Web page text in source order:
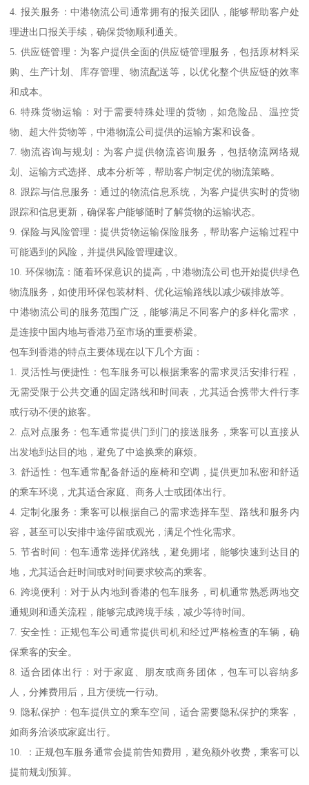
4. 报关服务：中港物流公司通常拥有的报关团队，能够帮助客户处
理进出口报关手续，确保货物顺利通关。
5. 供应链管理：为客户提供全面的供应链管理服务，包括原材料采
购、生产计划、库存管理、物流配送等，以优化整个供应链的效率
和成本。
6. 特殊货物运输：对于需要特殊处理的货物，如危险品、温控货
物、超大件货物等，中港物流公司提供的运输方案和设备。
7. 物流咨询与规划：为客户提供物流咨询服务，包括物流网络规
划、运输方式选择、成本分析等，帮助客户制定优的物流策略。
8. 跟踪与信息服务：通过的物流信息系统，为客户提供实时的货物
跟踪和信息更新，确保客户能够随时了解货物的运输状态。
9. 保险与风险管理：提供货物运输保险服务，帮助客户运输过程中
可能遇到的风险，并提供风险管理建议。
10. 环保物流：随着环保意识的提高，中港物流公司也开始提供绿色
物流服务，如使用环保包装材料、优化运输路线以减少碳排放等。
中港物流公司的服务范围广泛，能够满足不同客户的多样化需求，
是连接中国内地与香港乃至市场的重要桥梁。
包车到香港的特点主要体现在以下几个方面：
1. 灵活性与便捷性：包车服务可以根据乘客的需求灵活安排行程，
无需受限于公共交通的固定路线和时间表，尤其适合携带大件行李
或行动不便的旅客。
2. 点对点服务：包车通常提供门到门的接送服务，乘客可以直接从
出发地到达目的地，避免了中途换乘的麻烦。
3. 舒适性：包车通常配备舒适的座椅和空调，提供更加私密和舒适
的乘车环境，尤其适合家庭、商务人士或团体出行。
4. 定制化服务：乘客可以根据自己的需求选择车型、路线和服务内
容，甚至可以安排中途停留或观光，满足个性化需求。
5. 节省时间：包车通常选择优路线，避免拥堵，能够快速到达目的
地，尤其适合赶时间或对时间要求较高的乘客。
6. 跨境便利：对于从内地到香港的包车服务，司机通常熟悉两地交
通规则和通关流程，能够完成跨境手续，减少等待时间。
7. 安全性：正规包车公司通常提供司机和经过严格检查的车辆，确
保乘客的安全。
8. 适合团体出行：对于家庭、朋友或商务团体，包车可以容纳多
人，分摊费用后，且方便统一行动。
9. 隐私保护：包车提供立的乘车空间，适合需要隐私保护的乘客，
如商务洽谈或家庭出行。
10. ：正规包车服务通常会提前告知费用，避免额外收费，乘客可以
提前规划预算。